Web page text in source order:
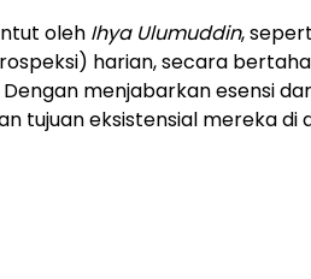
oleh Ihya Ulumuddin,
harian, secara
menjabarkan esensi
tujuan eksistensial mereka